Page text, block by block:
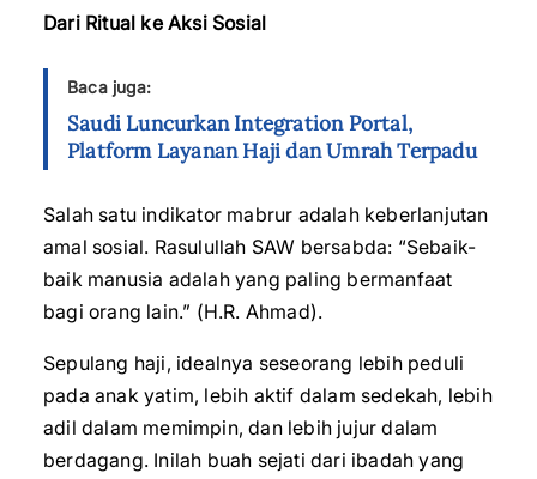
Dari Ritual ke Aksi Sosial
Baca juga:
Saudi Luncurkan Integration Portal,
Platform Layanan Haji dan Umrah Terpadu
Salah satu indikator mabrur adalah keberlanjutan
amal sosial. Rasulullah SAW bersabda: “Sebaik-
baik manusia adalah yang paling bermanfaat
bagi orang lain.” (H.R. Ahmad).
Sepulang haji, idealnya seseorang lebih peduli
pada anak yatim, lebih aktif dalam sedekah, lebih
adil dalam memimpin, dan lebih jujur dalam
berdagang. Inilah buah sejati dari ibadah yang